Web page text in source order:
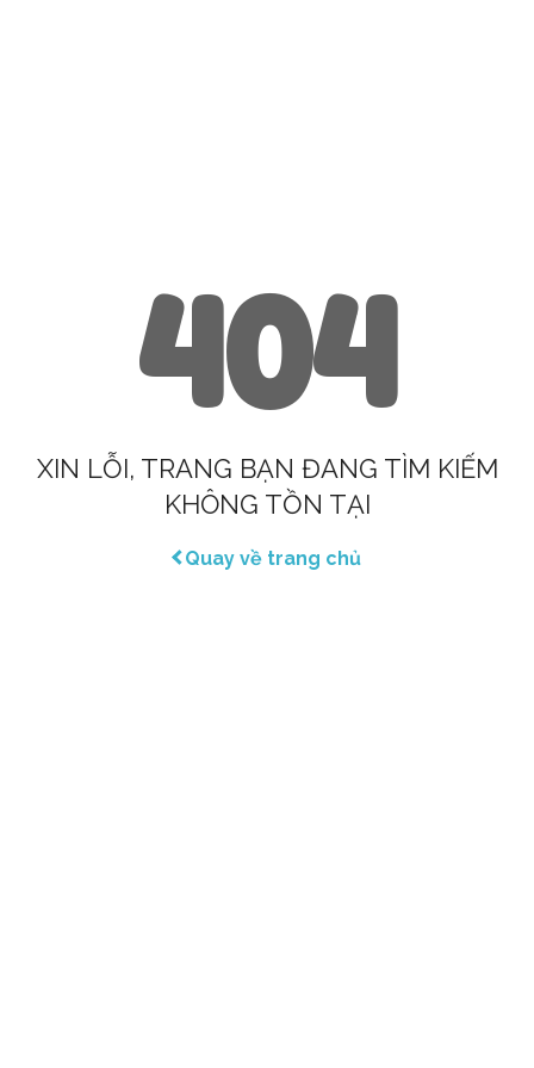
404
XIN LỖI, TRANG BẠN ĐANG TÌM KIẾM
KHÔNG TỒN TẠI
Quay về trang chủ